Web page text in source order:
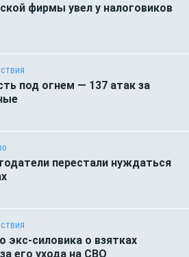
фирмы увел у налоговиков
под огнем — 137 атак за
перестали нуждаться
экс-силовика о взятках
его ухода на СВО